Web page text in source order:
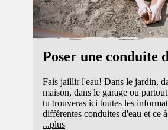
Poser une conduite
Fais jaillir l'eau! Dans le jardin,
maison, dans le garage ou
tu trouveras ici toutes les
différentes conduites d'eau et ce
...plus